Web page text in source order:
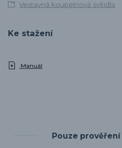
Vestavná koupelnová svítidla
Ke stažení
Manuál
Pouze